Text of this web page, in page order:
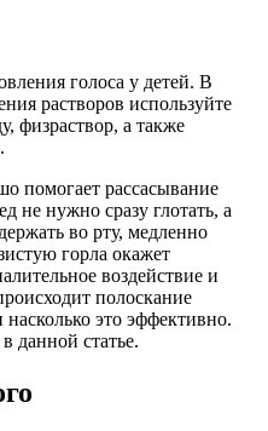
голоса у детей. В
растворов используйте
физраствор, а также
помогает рассасывание
не нужно сразу глотать, а
во рту, медленно
горла окажет
воздействие и
полоскание
это эффективно.
данной статье.